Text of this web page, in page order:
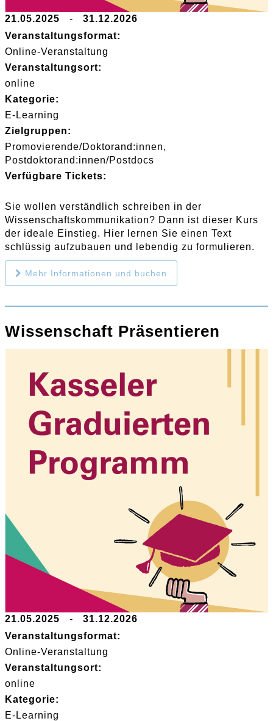
21.05.2025 -
31.12.2026
Veranstaltungsformat:
Online-Veranstaltung
Veranstaltungsort:
online
Kategorie:
E-Learning
Zielgruppen:
Promovierende/Doktorand:innen
Postdoktorand:innen/Postdocs
Verfügbare Tickets:
Sie wollen verständlich schreiben in der
Wissenschaftskommunikation? Dann ist dieser Kurs
der ideale Einstieg. Hier lernen Sie einen Text
schlüssig aufzubauen und lebendig zu formulieren.
Mehr Informationen und buchen
Wissenschaft Präsentieren
21.05.2025 -
31.12.2026
Veranstaltungsformat:
Online-Veranstaltung
Veranstaltungsort:
online
Kategorie:
E-Learning